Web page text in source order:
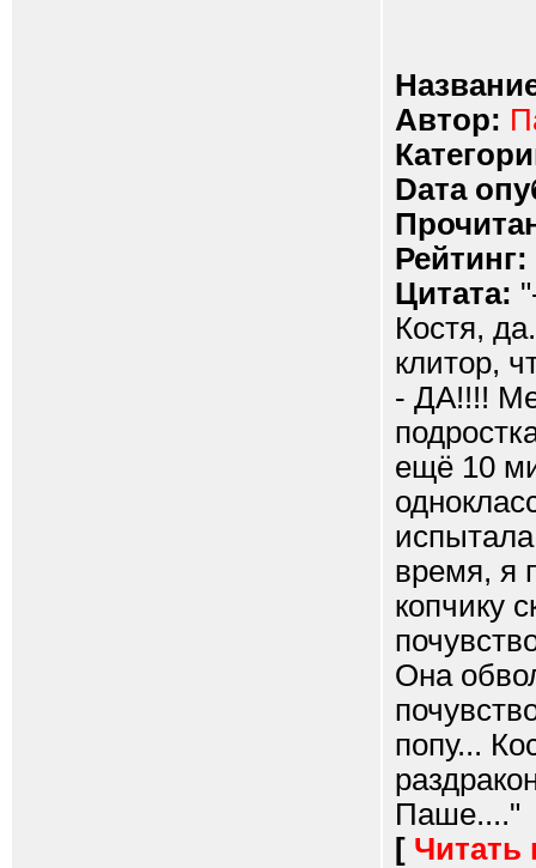
Автор:
Dата
Рейтинг:
Цитата:
Костя,
клитор,
- ДА!!!!
ещё 10
время, я
копчику
Она
попу...
Паше...."
[ Читать